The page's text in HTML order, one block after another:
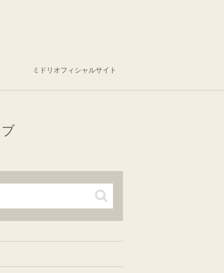
ミドリオフィシャルサイト
ブ